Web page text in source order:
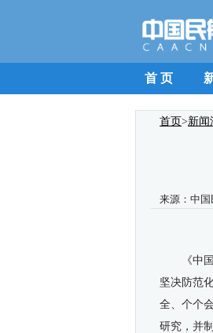
首 页
首页>新闻
来源： 中国
《中
坚决防范
全、个个
研究，并